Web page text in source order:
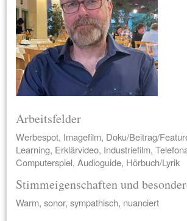
Arbeitsfelder
Werbespot, Imagefilm, Doku/Beitrag/
Learning, Erklärvideo, Industriefilm,
Computerspiel, Audioguide, Hörbuch/Lyrik
Stimmeigenschaften und
Warm, sonor, sympathisch, nuanciert